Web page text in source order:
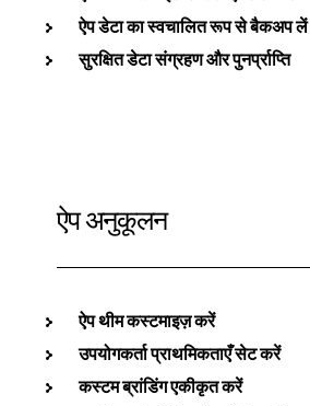
ऐप डेटा का स्वचालित रूप से बैकअप लें
सुरक्षित डेटा संग्रहण और पुनर्प्राप्ति
ऐप अनुकूलन
ऐप थीम कस्टमाइज़ करें
उपयोगकर्ता प्राथमिकताएँ सेट करें
कस्टम ब्रांडिंग एकीकृत करें